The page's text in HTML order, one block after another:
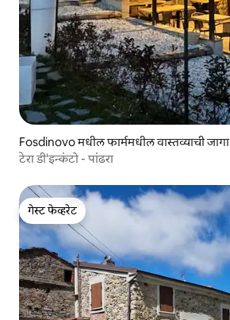
Fosdinovo मधील फार्ममधील वास्तव्याची जागा
टेरा डी'इन्कंटो - पांढरा
गेस्ट फेव्हरेट
गेस्ट फेव्हरेट